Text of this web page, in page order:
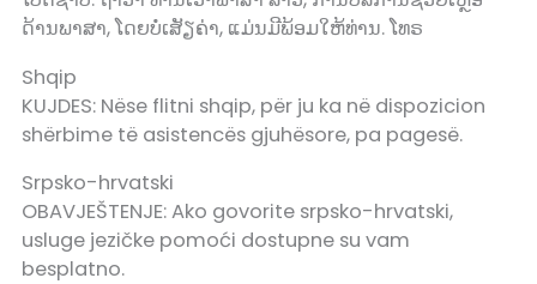
ດ້ານພາສາ, ໂດຍບໍ່ເສັຽຄ່າ, ແມ່ນມີພ້ອມໃຫ້ທ່ານ. ໂທຣ
Shqip
KUJDES: Nëse flitni shqip, për ju ka në dispozicion
shërbime të asistencës gjuhësore, pa pagesë.
Srpsko-hrvatski
OBAVJEŠTENJE: Ako govorite srpsko-hrvatski,
usluge jezičke pomoći dostupne su vam
besplatno.